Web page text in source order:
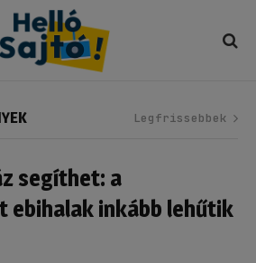
Legfrissebbek
segíthet: a
inkább lehűtik